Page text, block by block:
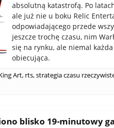
absolutną katastrofą. Po
ale już nie u boku Relic
odpowiadającego przede
jeszcze trochę czasu, nim
się na rynku, ale niemal
obiecująca.
Art, rts,strategia czasu
blisko 19-minutowy